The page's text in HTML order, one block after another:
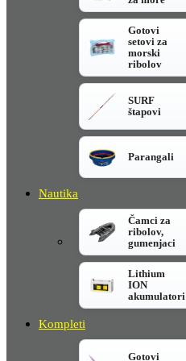
Gotovi
setovi za
morski
ribolov
SURF
štapovi
Parangali
Nautika
Čamci za
ribolov,
gumenjaci
Lithium
ION
akumulatori
Kompleti
Gotovi